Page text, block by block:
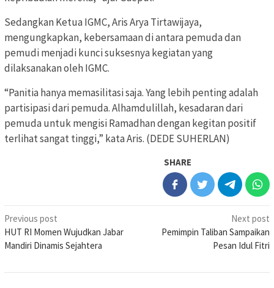
Sedangkan Ketua IGMC, Aris Arya Tirtawijaya,
mengungkapkan, kebersamaan di antara pemuda dan
pemudi menjadi kunci suksesnya kegiatan yang
dilaksanakan oleh IGMC.
“Panitia hanya memasilitasi saja. Yang lebih penting adalah
partisipasi dari pemuda. Alhamdulillah, kesadaran dari
pemuda untuk mengisi Ramadhan dengan kegitan positif
terlihat sangat tinggi,” kata Aris. (DEDE SUHERLAN)
SHARE
Post
navigation
Previous post
HUT RI Momen Wujudkan Jabar
Mandiri Dinamis Sejahtera
Next post
Pemimpin Taliban Sampaikan
Pesan Idul Fitri